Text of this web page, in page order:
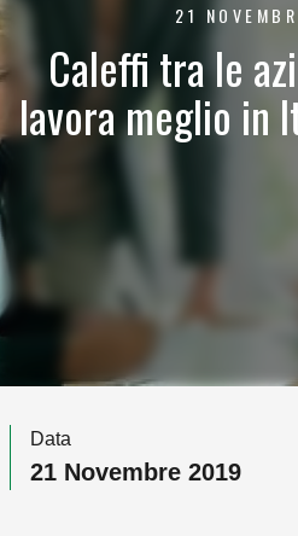
21
Caleffi tra le
lavora meglio in
Data
21 Novembre 2019